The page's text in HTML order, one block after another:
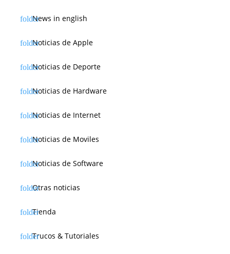
News in english
Noticias de Apple
Noticias de Deporte
Noticias de Hardware
Noticias de Internet
Noticias de Moviles
Noticias de Software
Otras noticias
Tienda
Trucos & Tutoriales